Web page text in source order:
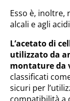
Esso è, inoltre,
alcali e agli
L’acetato di
utilizzato da
montature da
classificati
sicuri per